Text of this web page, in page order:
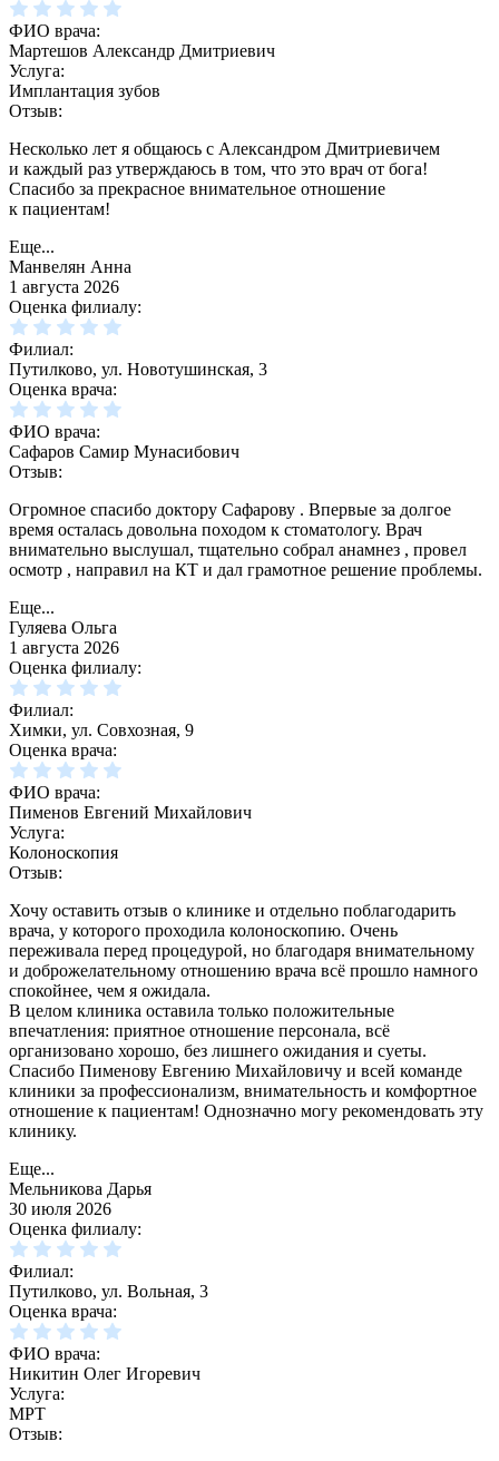
ФИО врача:
Мартешов Александр Дмитриевич
Услуга:
Имплантация зубов
Отзыв:
Несколько лет я общаюсь с Александром Дмитриевичем
и каждый раз утверждаюсь в том, что это врач от бога!
Спасибо за прекрасное внимательное отношение
к пациентам!
Еще...
Манвелян Анна
1 августа 2026
Оценка филиалу:
Филиал:
Путилково, ул. Новотушинская, 3
Оценка врача:
ФИО врача:
Сафаров Самир Мунасибович
Отзыв:
Огромное спасибо доктору Сафарову . Впервые за долгое
время осталась довольна походом к стоматологу. Врач
внимательно выслушал, тщательно собрал анамнез , провел
осмотр , направил на КТ и дал грамотное решение проблемы.
Еще...
Гуляева Ольга
1 августа 2026
Оценка филиалу:
Филиал:
Химки, ул. Совхозная, 9
Оценка врача:
ФИО врача:
Пименов Евгений Михайлович
Услуга:
Колоноскопия
Отзыв:
Хочу оставить отзыв о клинике и отдельно поблагодарить
врача, у которого проходила колоноскопию. Очень
переживала перед процедурой, но благодаря внимательному
и доброжелательному отношению врача всё прошло намного
спокойнее, чем я ожидала.
В целом клиника оставила только положительные
впечатления: приятное отношение персонала, всё
организовано хорошо, без лишнего ожидания и суеты.
Спасибо Пименову Евгению Михайловичу и всей команде
клиники за профессионализм, внимательность и комфортное
отношение к пациентам! Однозначно могу рекомендовать эту
клинику.
Еще...
Мельникова Дарья
30 июля 2026
Оценка филиалу:
Филиал:
Путилково, ул. Вольная, 3
Оценка врача:
ФИО врача:
Никитин Олег Игоревич
Услуга:
МРТ
Отзыв: